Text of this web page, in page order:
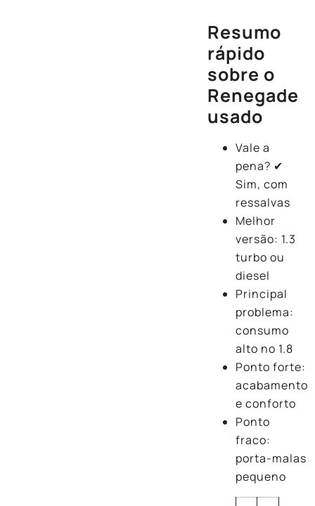
Resumo
rápido
sobre o
Renegade
usado
Vale a
pena? ✔
Sim, com
ressalvas
Melhor
versão: 1.3
turbo ou
diesel
Principal
problema:
consumo
alto no 1.8
Ponto forte:
acabamento
e conforto
Ponto
fraco:
porta-malas
pequeno